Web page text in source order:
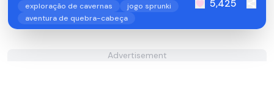
exploração de cavernas
jogo sprunki
aventura de quebra-cabeça
5,425
Advertisement